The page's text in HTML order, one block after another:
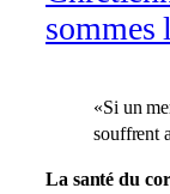
sommes
«Si un
souffrent
La santé du